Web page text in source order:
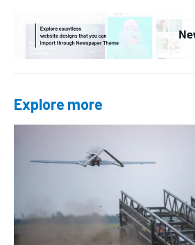
Explore more